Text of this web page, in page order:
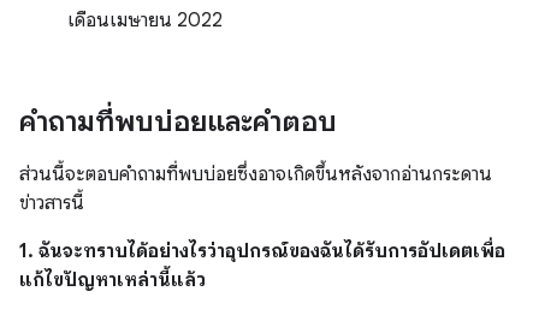
เดือนเมษายน 2022
คำถามที่พบบ่อยและคำตอบ
ส่วนนี้จะตอบคำถามที่พบบ่อยซึ่งอาจเกิดขึ้นหลังจากอ่านกระดาน
ข่าวสารนี้
1. ฉันจะทราบได้อย่างไรว่าอุปกรณ์ของฉันได้รับการอัปเดตเพื่อ
แก้ไขปัญหาเหล่านี้แล้ว